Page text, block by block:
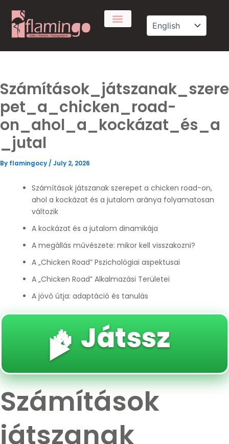
content
Számítások_játszanak_szere
pet_a_chicken_road-
on_ahol_a_kockázat_és_a
_jutal
By flamingocy / July 2, 2026
Számítások játszanak szerepet a chicken road-on,
ahol a kockázat és a jutalom aránya folyamatosan
változik
A kockázat és a jutalom dinamikája
A megállás művészete: mikor kell visszakozni?
A „Chicken Road” Pszichológiai aspektusai
A „Chicken Road” Alkalmazási Területei
A jövő útja: adaptáció és tanulás
🔥 Játssz
▶️
Számítások
játszanak